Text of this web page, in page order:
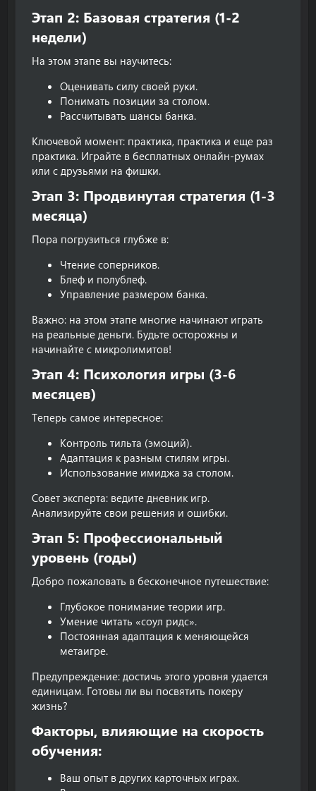
Этап 2: Базовая стратегия (1-2
недели)​
На этом этапе вы научитесь:
Оценивать силу своей руки.
Понимать позиции за столом.
Рассчитывать шансы банка.
Ключевой момент: практика, практика и еще раз
практика. Играйте в бесплатных онлайн-румах
или с друзьями на фишки.
Этап 3: Продвинутая стратегия (1-3
месяца)​
Пора погрузиться глубже в:
Чтение соперников.
Блеф и полублеф.
Управление размером банка.
Важно: на этом этапе многие начинают играть
на реальные деньги. Будьте осторожны и
начинайте с микролимитов!
Этап 4: Психология игры (3-6
месяцев)​
Теперь самое интересное:
Контроль тильта (эмоций).
Адаптация к разным стилям игры.
Использование имиджа за столом.
Совет эксперта: ведите дневник игр.
Анализируйте свои решения и ошибки.
Этап 5: Профессиональный
уровень (годы)​
Добро пожаловать в бесконечное путешествие:
Глубокое понимание теории игр.
Умение читать «соул ридс».
Постоянная адаптация к меняющейся
метаигре.
Предупреждение: достичь этого уровня удается
единицам. Готовы ли вы посвятить покеру
жизнь?
Факторы, влияющие на скорость
обучения:​
Ваш опыт в других карточных играх.